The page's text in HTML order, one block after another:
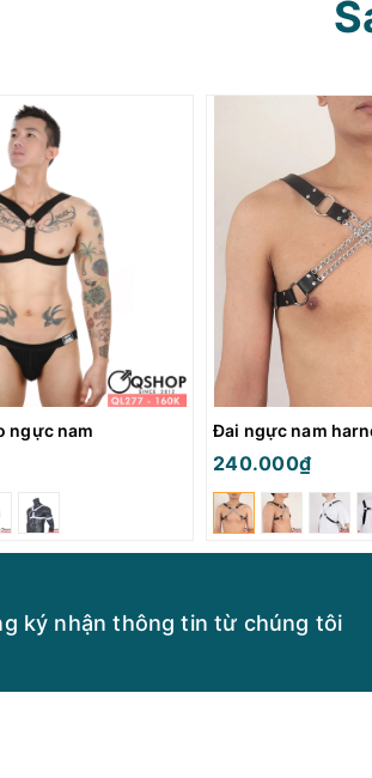
ngực nam Đai ngực nam
240.000₫
ký nhận thông tin từ chúng tôi